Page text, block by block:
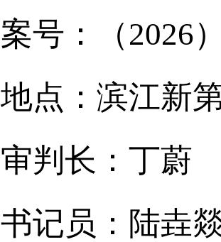
案号：（2026
地点：滨江新
审判长：丁蔚
书记员：陆垚